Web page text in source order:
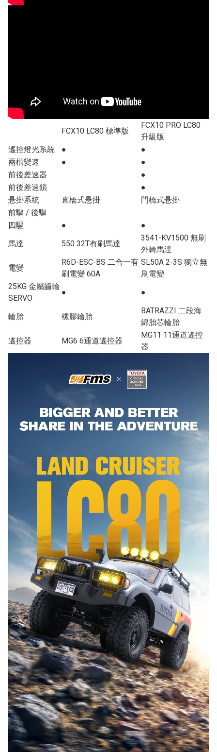
FCX10 LC80 標準版
FCX10 PRO LC80
升級版
遙控燈光系統
●
●
兩檔變速
●
●
前後差速器
●
前後差速鎖
●
悬掛系統
直橋式悬掛
門橋式悬掛
前驅 / 後驅
四驅
●
●
馬達
550 32T有刷馬達
3541-KV1500 無刷
外轉馬達
電變
R6D-ESC-BS 二合一有
刷電變 60A
SL50A 2-3S 獨立無
刷電變
25KG 金屬齒輪
SERVO
● ●
輪胎 橡膠輪胎
BATRAZZI 二段海
綿胎芯輪胎
遙控器
MG6 6通道遙控器
MG11 11通道遙控
器